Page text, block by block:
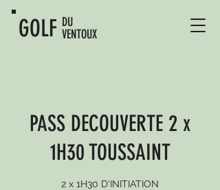
GOLF DU
VENTOUX
PASS DECOUVERTE 2 x
1H30 TOUSSAINT
2 x 1H30 D'INITIATION